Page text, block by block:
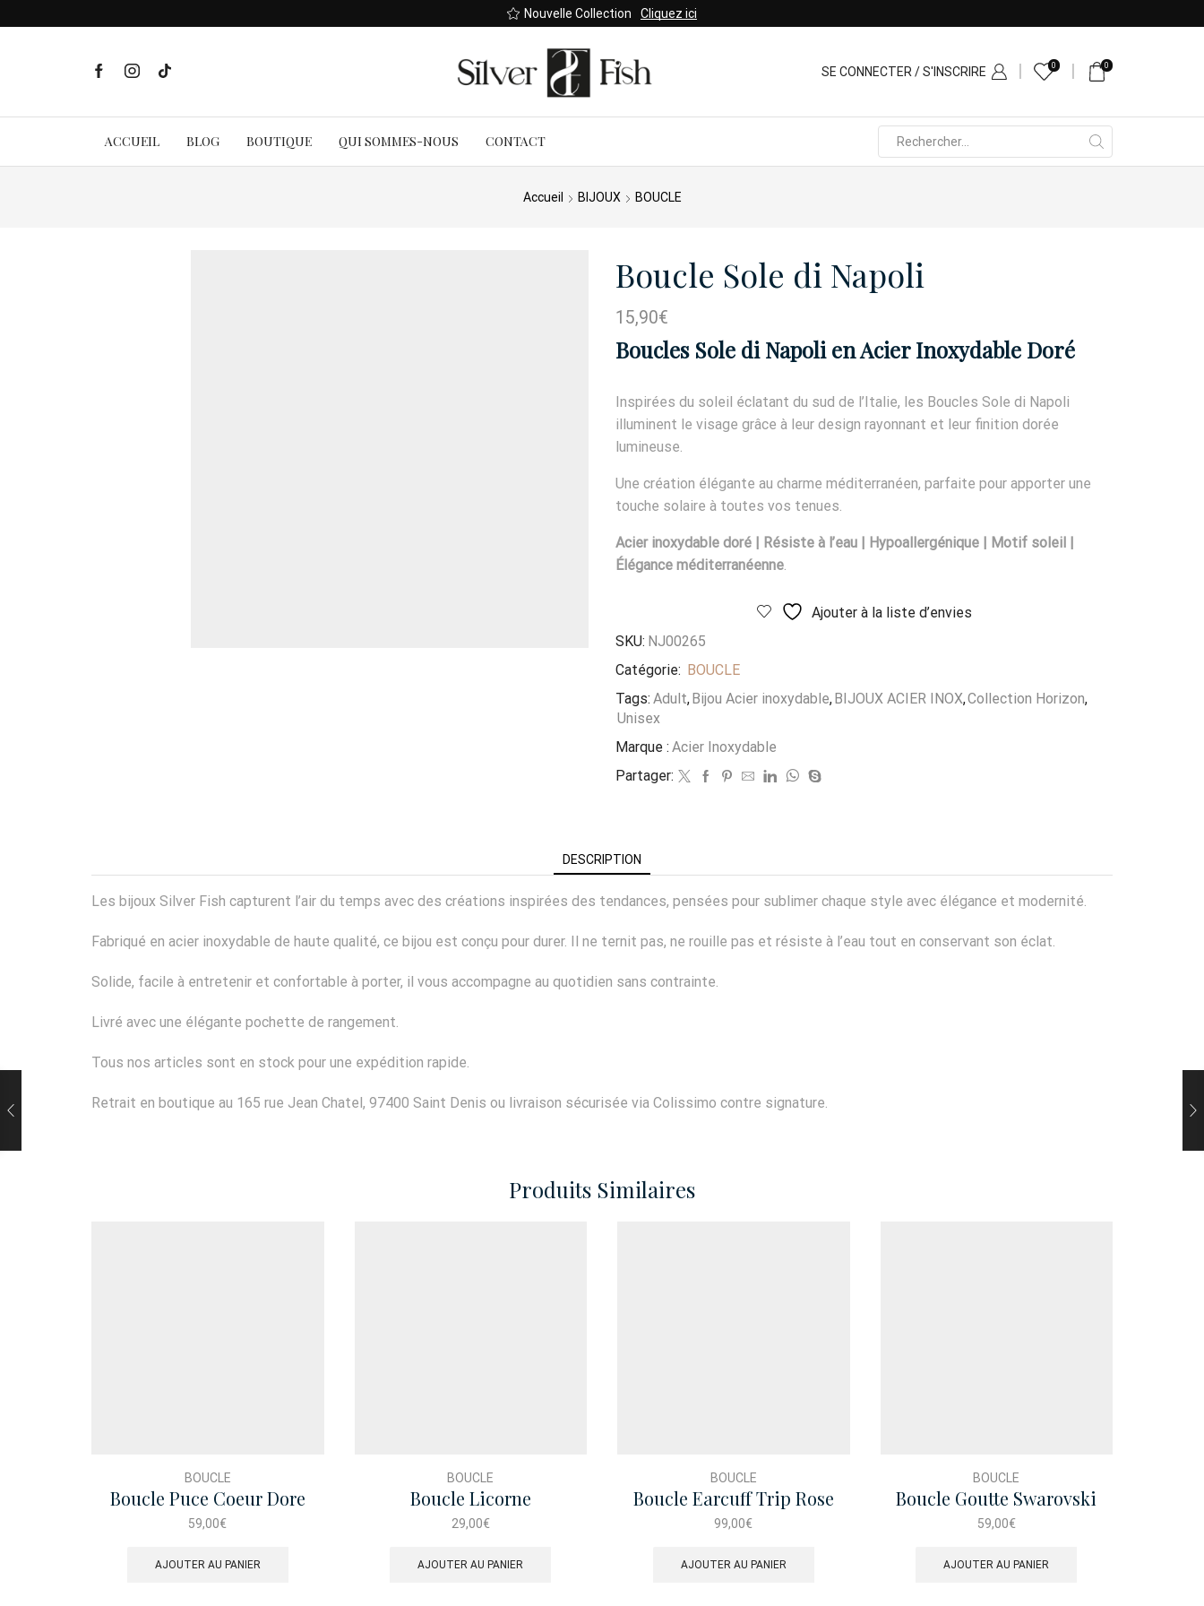
Nouvelle Collection Cliquez ici
SE CONNECTER / S'INSCRIRE 0 0
ACCUEIL BLOG BOUTIQUE QUI SOMMES-NOUS CONTACT
input
Accueil BIJOUX BOUCLE
Boucle Sole di Napoli
15,90€
Boucles Sole di Napoli en Acier Inoxydable Doré
Inspirées du soleil éclatant du sud de l’Italie, les Boucles Sole di Napoli
illuminent le visage grâce à leur design rayonnant et leur finition dorée
lumineuse.
Une création élégante au charme méditerranéen, parfaite pour apporter une
touche solaire à toutes vos tenues.
Acier inoxydable doré | Résiste à l’eau | Hypoallergénique | Motif soleil |
Élégance méditerranéenne.
Ajouter à la liste d’envies
SKU: NJ00265
Catégorie: BOUCLE
Tags: Adult,Bijou Acier inoxydable,BIJOUX ACIER INOX,Collection Horizon,
Unisex
Marque : Acier Inoxydable
Partager:
DESCRIPTION
Les bijoux Silver Fish capturent l’air du temps avec des créations inspirées des tendances, pensées pour sublimer chaque style avec élégance et modernité.
Fabriqué en acier inoxydable de haute qualité, ce bijou est conçu pour durer. Il ne ternit pas, ne rouille pas et résiste à l’eau tout en conservant son éclat.
Solide, facile à entretenir et confortable à porter, il vous accompagne au quotidien sans contrainte.
Livré avec une élégante pochette de rangement.
Tous nos articles sont en stock pour une expédition rapide.
Retrait en boutique au 165 rue Jean Chatel, 97400 Saint Denis ou livraison sécurisée via Colissimo contre signature.
Produits Similaires
BOUCLE
Boucle Puce Coeur Dore
Perle
59,00€
AJOUTER AU PANIER
BOUCLE
Boucle Licorne
29,00€
AJOUTER AU PANIER
BOUCLE
Boucle Earcuff Trip Rose
99,00€
AJOUTER AU PANIER
BOUCLE
Boucle Goutte Swarovski
59,00€
AJOUTER AU PANIER